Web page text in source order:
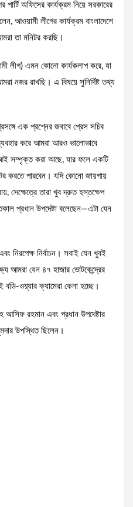
অফিসের কার্যক্রম নিয়ে সরকারের
আওয়ামী লীগের কার্যক্রম বাংলাদেশে
তা মনিটর করছি।
লীগ) এমন কোনো কার্যকলাপ করে, যা
নজর রাখছি। এ বিষয়ে সুনির্দিষ্ট তথ্য
এক প্রশ্নের জবাবে প্রেস সচিব
করে আমরা আরও ভালোভাবে
সম্পৃক্ত করা আছে, যার ফলে একটি
করতে পারবেন। যদি কোনো জায়গায়
সেক্ষেত্রে তারা খুব দ্রুত হস্তক্ষেপ
প্রধান উপদেষ্টা বলেছেন—এটা যেন
নিরপেক্ষ নির্বাচন। সবাই যেন খুবই
আমরা যেন ৪৭ হাজার ভোটকেন্দ্রের
বডি-ওয়্যার ক্যামেরা কেনা হচ্ছে।
আসিফ রহমান এবং প্রধান উপদেষ্টার
উপস্থিত ছিলেন।